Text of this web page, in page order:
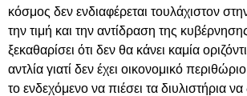
κόσμος δεν ενδιαφέρεται τουλάχιστον
την τιμή και την αντίδραση της
ξεκαθαρίσει ότι δεν θα κάνει καμία
αντλία γιατί δεν έχει οικονομικό
το ενδεχόμενο να πιέσει τα διυλιστήρια